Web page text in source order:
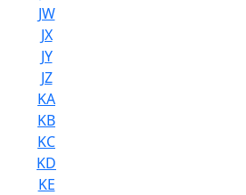
JW
JX
JY
JZ
KA
KB
KC
KD
KE